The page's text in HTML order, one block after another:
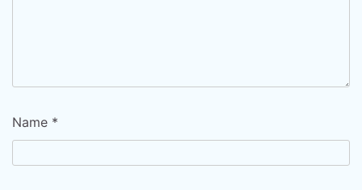
Name *